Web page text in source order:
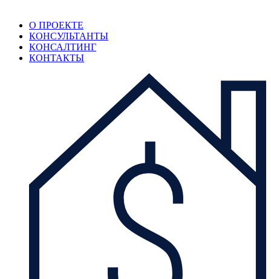
О ПРОЕКТЕ
КОНСУЛЬТАНТЫ
КОНСАЛТИНГ
КОНТАКТЫ